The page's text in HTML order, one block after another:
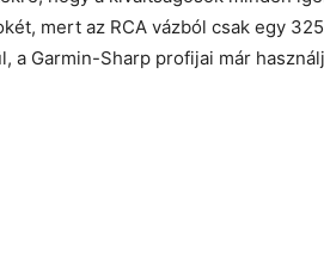
mert az RCA vázból csak egy
a Garmin-Sharp profijai már